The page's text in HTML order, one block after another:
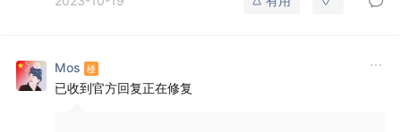
Mos
已收到官方回复正在修复